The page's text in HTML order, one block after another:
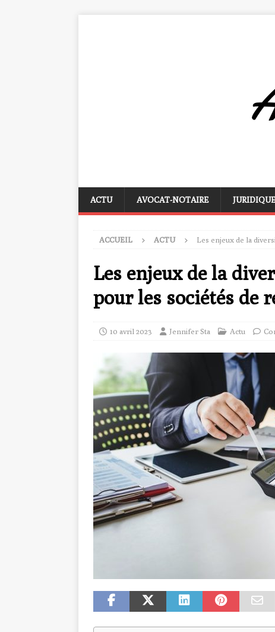
ACTU AVOCAT-NOTAIRE JURIDIQUE
ACCUEIL ACTU Les enjeux de la
Les enjeux de la
pour les sociétés de
10 avril 2023 Jennifer Sta Actu